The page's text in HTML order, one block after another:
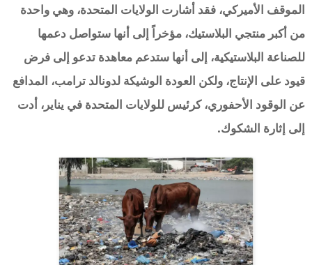
الموقف الأميركي، فقد أشارت الولايات المتحدة، وهي واحدة
من أكبر منتجي البلاستيك، مؤخراً إلى أنها ستواصل دعمها
للصناعة البلاستيكية، إلى أنها ستدعم معاهدة تدعو إلى فرض
قيود على الإنتاج، ولكن العودة الوشيكة لدونالد ترامب، المدافع
عن الوقود الأحفوري، كرئيس للولايات المتحدة في يناير، أدت
إلى إثارة الشكوك.